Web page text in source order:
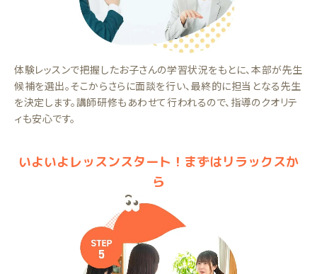
体験レッスンで把握したお子さんの学習状況をもとに、本部が先生
候補を選出。そこからさらに面談を行い、最終的に担当となる先生
を決定します。講師研修もあわせて行われるので、指導のクオリテ
ィも安心です。
いよいよレッスンスタート！まずはリラックスか
ら